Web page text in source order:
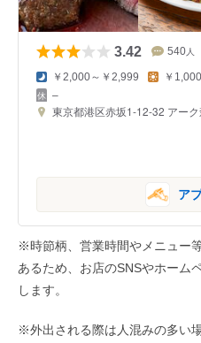
3.42 540 人
￥2,000～￥2,999 ￥
–
東京都港区赤坂1-12-32 アー
ア
※時節柄、営業時間やメニュー
あるため、お店のSNSやホーム
します。
※外出される際は人混みの多い